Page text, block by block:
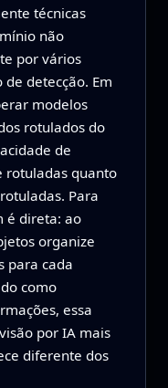
técnicas
não
por vários
detecção. Em
modelos
rotulados do
de
rotuladas quanto
Para
é direta: ao
organize
para cada
como
essa
por IA mais
diferente dos